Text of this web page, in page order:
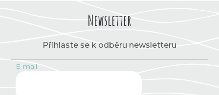
Newsletter
Přihlaste se k odběru newsletteru
E-mail